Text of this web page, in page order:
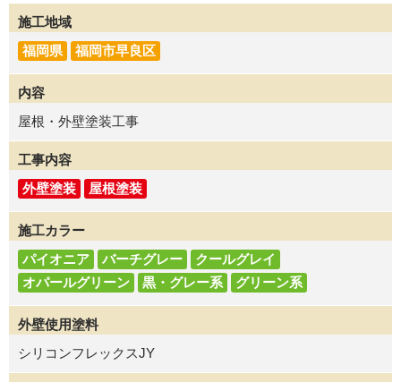
施工地域
福岡県
福岡市早良区
内容
屋根・外壁塗装工事
工事内容
外壁塗装
屋根塗装
施工カラー
パイオニア
バーチグレー
クールグレイ
オパールグリーン
黒・グレー系 グリーン系
外壁使用塗料
シリコンフレックスJY